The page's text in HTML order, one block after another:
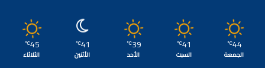
44
℃
الجمعة
41
℃
السبت
39
℃
الأحد
41
℃
الأثنين
45
℃
الثلاثاء